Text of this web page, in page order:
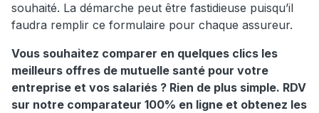
souhaité. La démarche peut être fastidieuse puisqu’il
faudra remplir ce formulaire pour chaque assureur.
Vous souhaitez comparer en quelques clics les
meilleurs offres de mutuelle santé pour votre
entreprise et vos salariés ? Rien de plus simple. RDV
sur notre comparateur 100% en ligne et obtenez les